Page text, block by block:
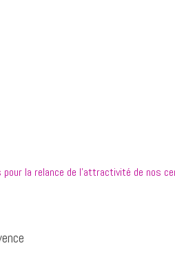
pour la relance de l'attractivité de nos